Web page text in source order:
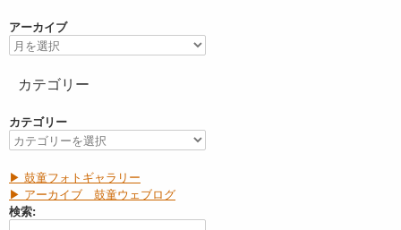
アーカイブ
カテゴリー
カテゴリー
▶ 鼓童フォトギャラリー
▶ アーカイブ 鼓童ウェブログ
検索: